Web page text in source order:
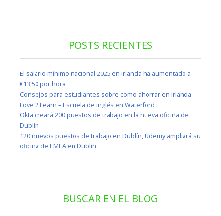
POSTS RECIENTES
El salario mínimo nacional 2025 en Irlanda ha aumentado a
€13,50 por hora
Consejos para estudiantes sobre como ahorrar en Irlanda
Love 2 Learn – Escuela de inglés en Waterford
Okta creará 200 puestos de trabajo en la nueva oficina de
Dublín
120 nuevos puestos de trabajo en Dublín, Udemy ampliará su
oficina de EMEA en Dublín
BUSCAR EN EL BLOG